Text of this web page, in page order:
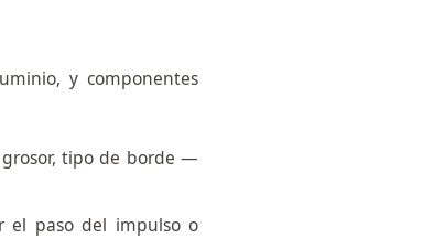
y componentes
tipo de borde —
el paso del impulso o